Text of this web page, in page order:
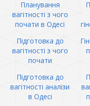
Планування
вагітності з чого
почати в Одесі
Підготовка до
вагітності з чого
почати
Підготовка до
вагітності аналізи
в Одесі